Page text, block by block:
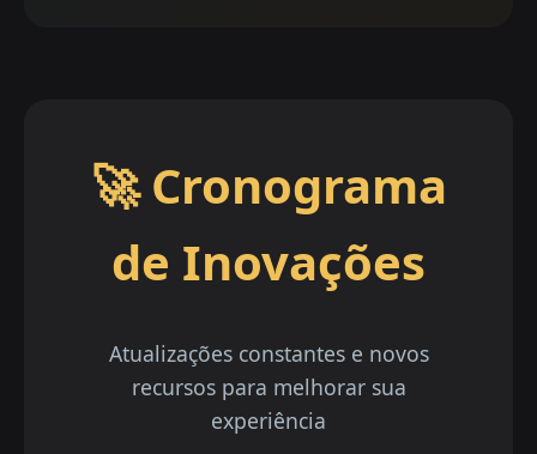
🚀 Cronograma
de Inovações
Atualizações constantes e novos
recursos para melhorar sua
experiência